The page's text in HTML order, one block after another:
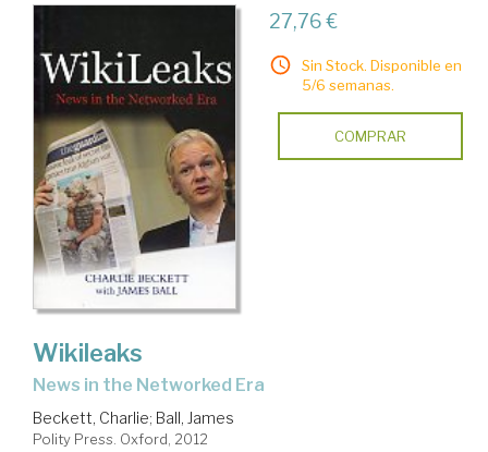
27,76 €
Sin Stock. Disponible en
5/6 semanas.
COMPRAR
Wikileaks
news in the Networked Era
Beckett, Charlie; Ball, James
Polity Press. Oxford, 2012